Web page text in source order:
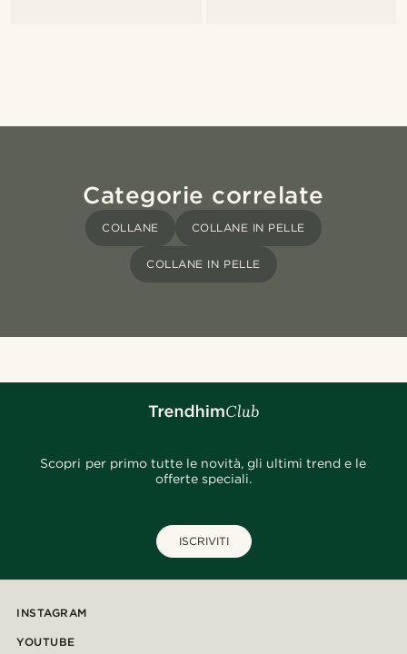
Categorie correlate
COLLANE COLLANE IN PELLE
COLLANE IN PELLE
Scopri per primo tutte le novità, gli ultimi trend e le
offerte speciali.
ISCRIVITI
INSTAGRAM
YOUTUBE